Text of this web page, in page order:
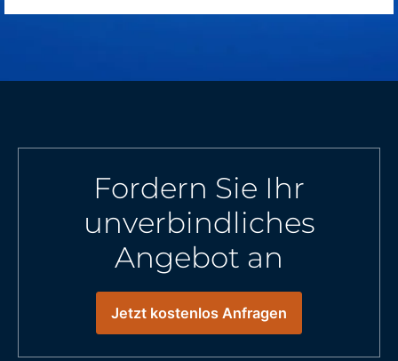
Fordern Sie Ihr
unverbindliches
Angebot an
Jetzt kostenlos Anfragen